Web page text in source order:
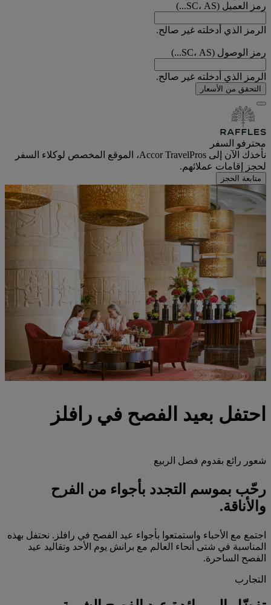
رمز العميل (SC، AS...)
الرمز الذي أدخلته غير صالح.
رمز الوصول (SC، AS...)
الرمز الذي أدخلته غير صالح.
التحقق من الأسعار
محترفو السفر
نأخذك الآن إلى Accor TravelPros، الموقع المخصص لوكلاء السفر
لحجز إقامات عملائهم.
متابعة الحجز
احتفل بعيد الفصح في رافلز
شعور رائع بقدوم فصل الربيع
رحّب بموسم التجدد بأجواء من الفرح
والأناقة.
اجتمع مع الأحباء واستمتعوا بأجواء عيد الفصح في رافلز. نحتفل بهذه
المناسبة في شتى أنحاء العالم مع برانش يوم الأحد وتقاليد عيد
الفصح الساحرة.
التجارب